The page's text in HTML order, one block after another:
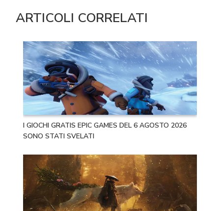
ARTICOLI CORRELATI
I GIOCHI GRATIS EPIC GAMES DEL 6 AGOSTO 2026
SONO STATI SVELATI